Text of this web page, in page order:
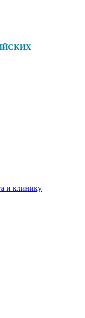
и клинику